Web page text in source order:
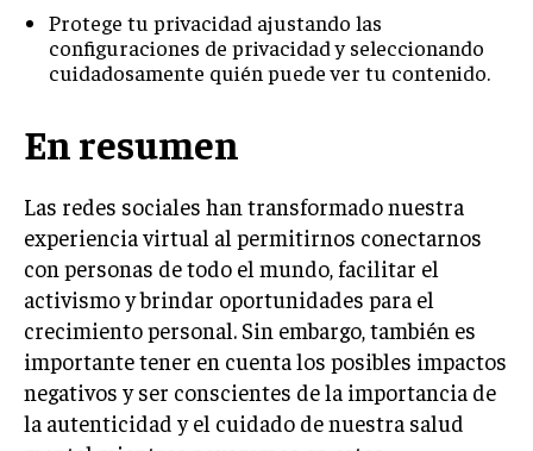
Protege tu privacidad ajustando las
configuraciones de privacidad y seleccionando
cuidadosamente quién puede ver tu contenido.
En resumen
Las redes sociales han transformado nuestra
experiencia virtual al permitirnos conectarnos
con personas de todo el mundo, facilitar el
activismo y brindar oportunidades para el
crecimiento personal. Sin embargo, también es
importante tener en cuenta los posibles impactos
negativos y ser conscientes de la importancia de
la autenticidad y el cuidado de nuestra salud